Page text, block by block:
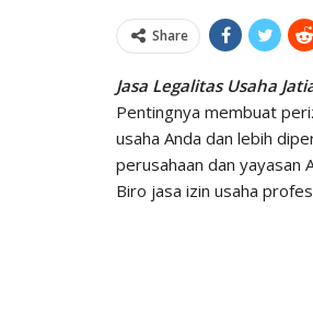
Share
Jasa Legalitas Usaha
Pentingnya membuat
usaha Anda dan lebih
perusahaan dan yayasan
Biro jasa izin usaha